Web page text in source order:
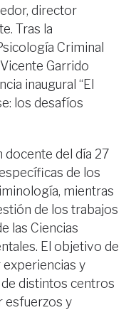
director
Tras la
Criminal
Garrido
inaugural “El
los desafíos
docente del día 27
de los
mientras
de los trabajos
las Ciencias
El objetivo de
y
distintos centros
esfuerzos y